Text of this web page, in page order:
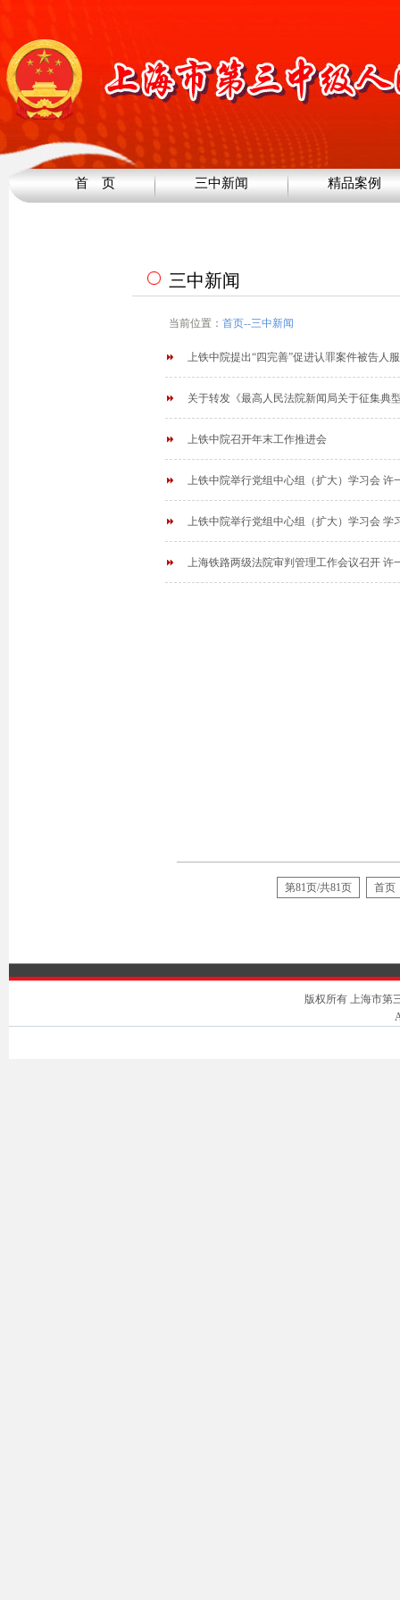
首 页 三中新闻 精品案例
三中新闻
当前位置： 首页--三中新闻
上铁中院提出“四完善”促进认罪案件被告人
关于转发《最高人民法院新闻局关于征集典
上铁中院召开年末工作推进会
上铁中院举行党组中心组（扩大）学习会
上铁中院举行党组中心组（扩大）学习会 学
上海铁路两级法院审判管理工作会议召开
第81页/共81页 首页
版权所有 上海市第